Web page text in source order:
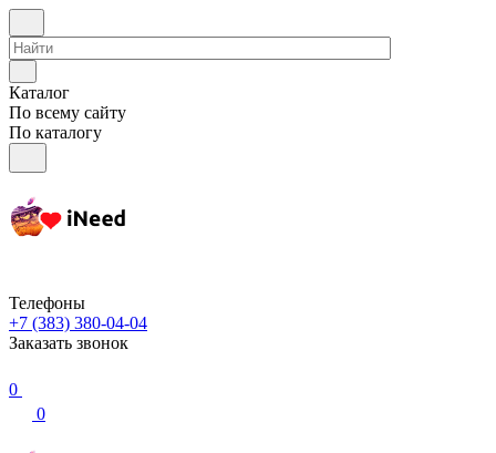
Каталог
По всему сайту
По каталогу
Телефоны
+7 (383) 380-04-04
Заказать звонок
0
0